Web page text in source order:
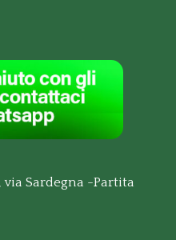
via Sardegna -Partita